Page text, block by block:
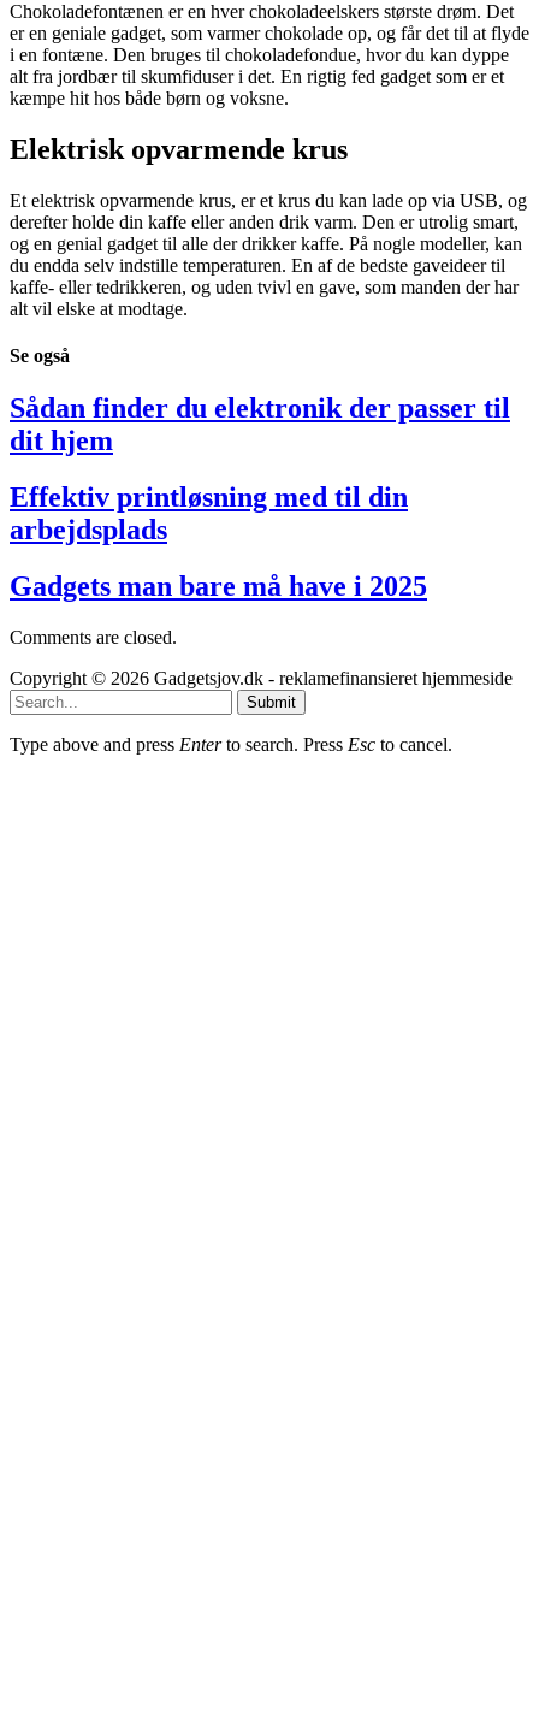
Chokoladefontænen er en hver chokoladeelskers største drøm. Det
er en geniale gadget, som varmer chokolade op, og får det til at flyde
i en fontæne. Den bruges til chokoladefondue, hvor du kan dyppe
alt fra jordbær til skumfiduser i det. En rigtig fed gadget som er et
kæmpe hit hos både børn og voksne.
Elektrisk opvarmende krus
Et elektrisk opvarmende krus, er et krus du kan lade op via USB, og
derefter holde din kaffe eller anden drik varm. Den er utrolig smart,
og en genial gadget til alle der drikker kaffe. På nogle modeller, kan
du endda selv indstille temperaturen. En af de bedste gaveideer til
kaffe- eller tedrikkeren, og uden tvivl en gave, som manden der har
alt vil elske at modtage.
Se også
Sådan finder du elektronik der passer til
dit hjem
Effektiv printløsning med til din
arbejdsplads
Gadgets man bare må have i 2025
Comments are closed.
Copyright © 2026 Gadgetsjov.dk - reklamefinansieret hjemmeside
Submit
Type above and press Enterto search. Press Esc to cancel.